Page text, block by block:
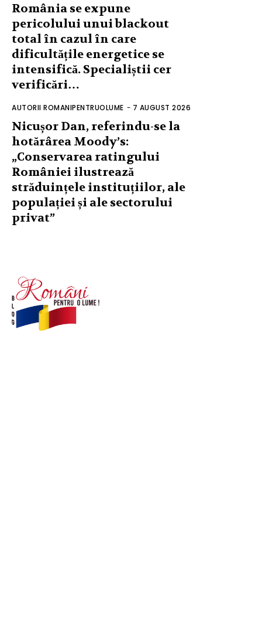
România se expune
pericolului unui blackout
total în cazul în care
dificultățile energetice se
intensifică. Specialiștii cer
verificări…
AUTORII ROMANIPENTRUOLUME - 7 AUGUST 2026
Nicușor Dan, referindu-se la
hotărârea Moody’s:
„Conservarea ratingului
României ilustrează
străduințele instituțiilor, ale
populației și ale sectorului
privat”